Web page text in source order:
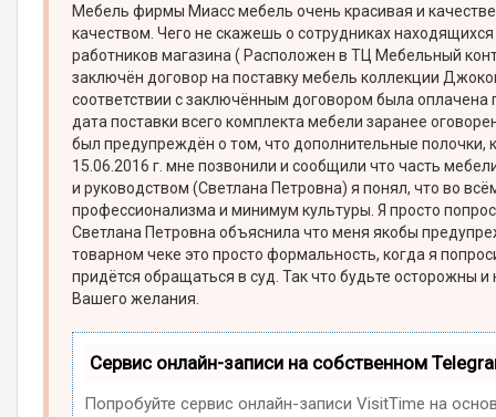
Мебель фирмы Миасс мебель очень красивая и
качеством. Чего не скажешь о сотрудниках
работников магазина ( Расположен в ТЦ Мебельный
заключён договор на поставку мебель коллекции
соответствии с заключённым договором была оплачена
дата поставки всего комплекта мебели заранее
был предупреждён о том, что дополнительные полочки,
15.06.2016 г. мне позвонили и сообщили что часть
и руководством (Светлана Петровна) я понял, что во
профессионализма и минимум культуры. Я просто
Светлана Петровна объяснила что меня якобы
товарном чеке это просто формальность, когда я
придётся обращаться в суд. Так что будьте осторожны
Вашего желания.
Сервис онлайн-записи на собственном
Попробуйте сервис онлайн-записи VisitTime на